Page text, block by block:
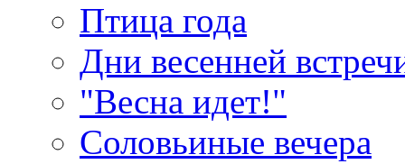
Птица года
Дни весенней
"Весна идет!"
Соловьиные вечера